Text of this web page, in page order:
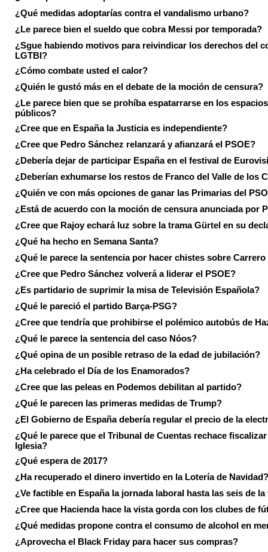
¿Qué medidas adoptarías contra el vandalismo urbano?
¿Le parece bien el sueldo que cobra Messi por temporada?
¿Sgue habiendo motivos para reivindicar los derechos del
LGTBI?
¿Cómo combate usted el calor?
¿Quién le gustó más en el debate de la moción de censura?
¿Le parece bien que se prohíba espatarrarse en los espacios
públicos?
¿Cree que en España la Justicia es independiente?
¿Cree que Pedro Sánchez relanzará y afianzará el PSOE?
¿Debería dejar de participar España en el festival de
¿Deberían exhumarse los restos de Franco del Valle de los
¿Quién ve con más opciones de ganar las Primarias del
¿Está de acuerdo con la moción de censura anunciada por
¿Cree que Rajoy echará luz sobre la trama Gürtel en su
¿Qué ha hecho en Semana Santa?
¿Qué le parece la sentencia por hacer chistes sobre
¿Cree que Pedro Sánchez volverá a liderar el PSOE?
¿Es partidario de suprimir la misa de Televisión Española?
¿Qué le pareció el partido Barça-PSG?
¿Cree que tendría que prohibirse el polémico autobús de
¿Qué le parece la sentencia del caso Nóos?
¿Qué opina de un posible retraso de la edad de jubilación?
¿Ha celebrado el Día de los Enamorados?
¿Cree que las peleas en Podemos debilitan al partido?
¿Qué le parecen las primeras medidas de Trump?
¿El Gobierno de España debería regular el precio de la
¿Qué le parece que el Tribunal de Cuentas rechace fiscalizar
Iglesia?
¿Qué espera de 2017?
¿Ha recuperado el dinero invertido en la Lotería de Navidad?
¿Ve factible en España la jornada laboral hasta las seis de la
¿Cree que Hacienda hace la vista gorda con los clubes de
¿Qué medidas propone contra el consumo de alcohol en
¿Aprovecha el Black Friday para hacer sus compras?